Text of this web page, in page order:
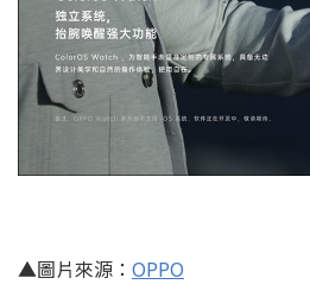
▲圖片來源： OPPO